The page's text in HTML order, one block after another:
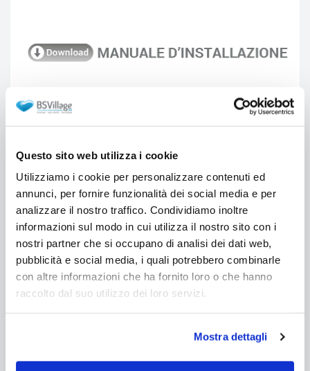
Questo sito web utilizza i cookie
Utilizziamo i cookie per personalizzare contenuti ed
annunci, per fornire funzionalità dei social media e per
analizzare il nostro traffico. Condividiamo inoltre
informazioni sul modo in cui utilizza il nostro sito con i
nostri partner che si occupano di analisi dei dati web,
pubblicità e social media, i quali potrebbero combinarle
con altre informazioni che ha fornito loro o che hanno
raccolto dal suo utilizzo dei loro servizi.
Mostra dettagli
Esempio configurazione
consiglia di rivolgersi al proprio installatore o termo
dovuti collegamenti e/o modifiche all'impianto
domestico esistente.
A seconda della configurazione della propria
un boiler per l'accumulo e la distribuzione dell'acqua
all'interno dell'abitazione, oltre ad eventuali
componentistiche necessarie al corretto
funzionamento.
Per maggiori informazioni sulla capacità del boiler
consigliata e sulle configurazioni possibili, consulta il
manuale di installazione ed utilizzo allegato alla